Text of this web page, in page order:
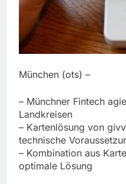
München (ots) –
– Münchner Fintech
Landkreisen
– Kartenlösung von
technische
– Kombination aus
optimale Lösung